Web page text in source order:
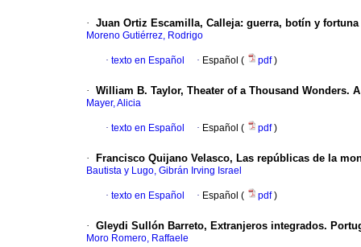
· Juan Ortiz Escamilla, Calleja: guerra, botín y fortuna
Moreno Gutiérrez, Rodrigo
· texto en Español · Español ( pdf)
· William B. Taylor, Theater of a Thousand Wonders.
Mayer, Alicia
· texto en Español · Español ( pdf)
· Francisco Quijano Velasco, Las repúblicas de la
Bautista y Lugo, Gibrán Irving Israel
· texto en Español · Español ( pdf)
· Gleydi Sullón Barreto, Extranjeros integrados.
Moro Romero, Raffaele